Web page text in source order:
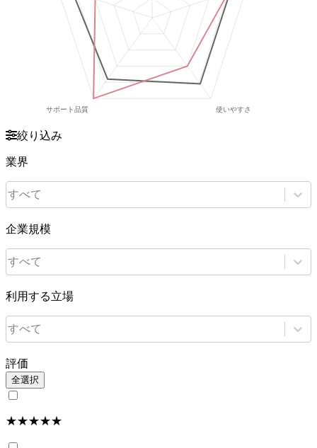
絞り込み
業界
すべて
企業規模
すべて
利用する立場
すべて
評価
全選択
★★★★★